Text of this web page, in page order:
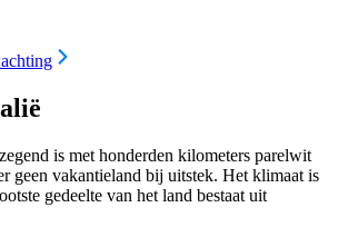
is met honderden kilometers parelwit
geen vakantieland bij uitstek. Het klimaat is
gedeelte van het land bestaat uit